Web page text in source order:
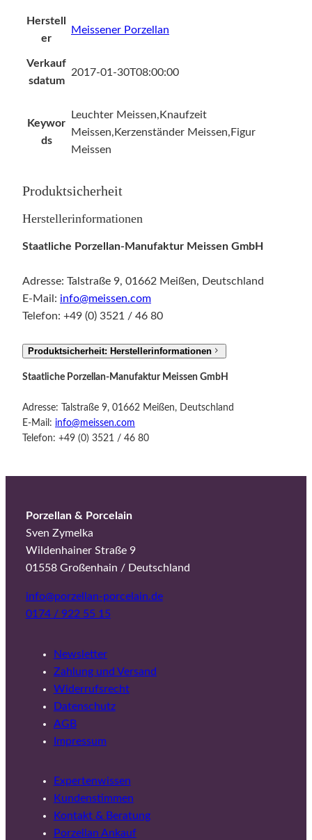
Herstell
er
Meissener Porzellan
Verkauf
sdatum
2017-01-30T08:00:00
Keywor
ds
Leuchter Meissen,Knaufzeit
Meissen,Kerzenständer Meissen,Figur
Meissen
Produktsicherheit
Herstellerinformationen
Staatliche Porzellan-Manufaktur Meissen GmbH
Adresse: Talstraße 9, 01662 Meißen, Deutschland
E-Mail: info@meissen.com
Telefon: +49 (0) 3521 / 46 80
Produktsicherheit: Herstellerinformationen
Staatliche Porzellan-Manufaktur Meissen GmbH
Adresse: Talstraße 9, 01662 Meißen, Deutschland
E-Mail: info@meissen.com
Telefon: +49 (0) 3521 / 46 80
Porzellan & Porcelain
Sven Zymelka
Wildenhainer Straße 9
01558 Großenhain / Deutschland
info@porzellan-porcelain.de
0174 / 922 55 15
Newsletter
Zahlung und Versand
Widerrufsrecht
Datenschutz
AGB
Impressum
Expertenwissen
Kundenstimmen
Kontakt & Beratung
Porzellan Ankauf